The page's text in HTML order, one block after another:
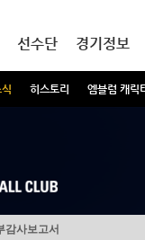
히스토리 엠블럼 캐릭
선수단 경기정보
감사보고서